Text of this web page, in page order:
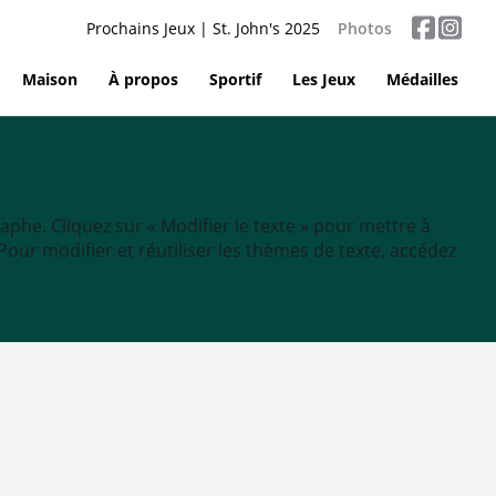
Prochains Jeux | St. John's 2025 Photos
Maison À propos Sportif Les Jeux Médailles
Cliquez sur « Modifier le texte » pour mettre à
modifier et réutiliser les thèmes de texte, accédez